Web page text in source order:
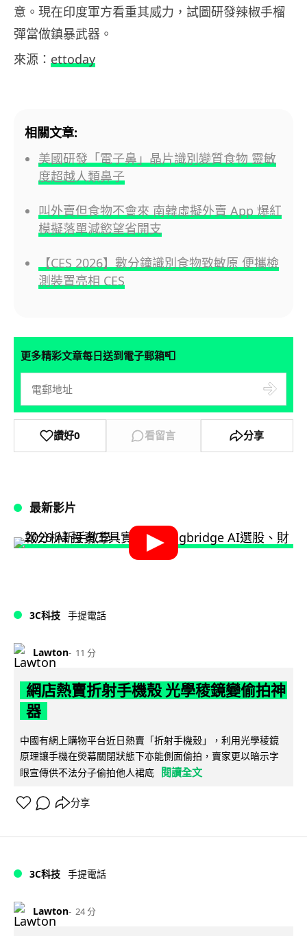
意。現在印度軍方看重其威力，試圖研發辣椒手榴
彈當做鎮暴武器。
來源： ettoday
相關文章:
美國研發「電子鼻」晶片識別變質食物 靈敏
度超越人類鼻子
叫外賣但食物不會來 南韓虛擬外賣 App 爆紅
模擬落單減慾望省開支
【CES 2026】數分鐘識別食物致敏原 便攜檢
測裝置亮相 CES
更多精彩文章每日送到電子郵箱📮
讚好0 看留言 分享
最新影片
3C科技 手提電話
Lawton 11 分
網店熱賣折射手機殼 光學稜鏡變偷拍神
器
中國有網上購物平台近日熱賣「折射手機殼」，利用光學稜鏡
原理讓手機在熒幕關閉狀態下亦能側面偷拍，賣家更以暗示字
眼宣傳供不法分子偷拍他人裙底 閱讀全文
分享
3C科技 手提電話
Lawton 24 分